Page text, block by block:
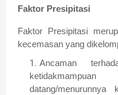
Faktor Presipitasi
Faktor Presipitasi
kecemasan yang
Ancaman
datang/menurunnya